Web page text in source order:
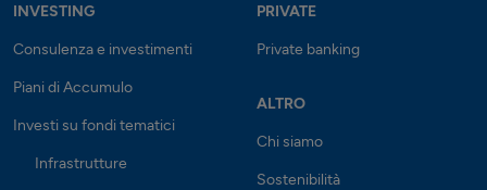
INVESTING
Consulenza e investimenti
Piani di Accumulo
Investi su fondi tematici
Infrastrutture
PRIVATE
Private banking
ALTRO
Chi siamo
Sostenibilità